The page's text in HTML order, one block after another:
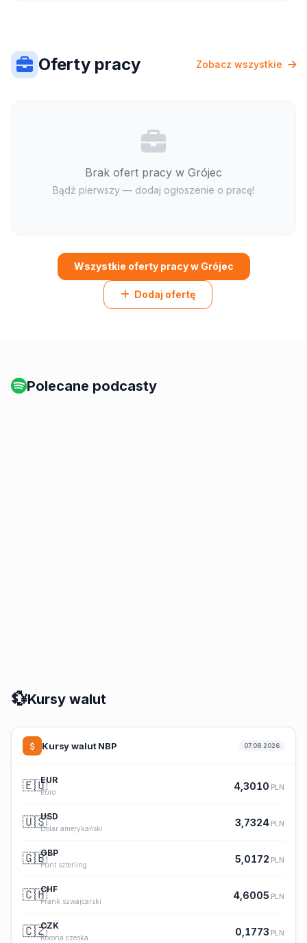
Oferty pracy Zobacz wszystkie
Brak ofert pracy w Grójec
Bądź pierwszy — dodaj ogłoszenie o pracę!
Wszystkie oferty pracy w Grójec
Dodaj ofertę
Polecane podcasty
💱Kursy walut
Kursy walut NBP 07.08.2026
🇪🇺EUR
Euro
4,3010 PLN
🇺🇸USD
Dolar amerykański
3,7324 PLN
🇬🇧GBP
Funt szterling
5,0172 PLN
🇨🇭CHF
Frank szwajcarski
4,6005 PLN
🇨🇿CZK
Korona czeska
0,1773 PLN